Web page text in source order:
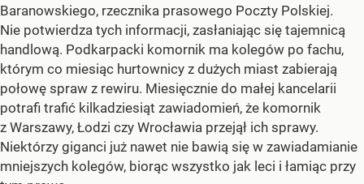
Baranowskiego, rzecznika prasowego Poczty Polskiej.
Nie potwierdza tych informacji, zasłaniając się tajemnicą
handlową. Podkarpacki komornik ma kolegów po fachu,
którym co miesiąc hurtownicy z dużych miast zabierają
połowę spraw z rewiru. Miesięcznie do małej kancelarii
potrafi trafić kilkadziesiąt zawiadomień, że komornik
z Warszawy, Łodzi czy Wrocławia przejął ich sprawy.
Niektórzy giganci już nawet nie bawią się w zawiadamianie
mniejszych kolegów, biorąc wszystko jak leci i łamiąc przy